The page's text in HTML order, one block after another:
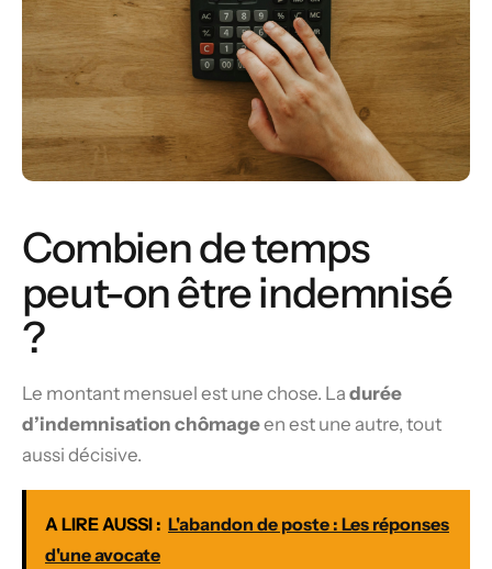
Combien de temps
peut-on être indemnisé
?
Le montant mensuel est une chose. La durée
d’indemnisation chômageen est une autre, tout
aussi décisive.
A LIRE AUSSI : L'abandon de poste : Les réponses
d'une avocate